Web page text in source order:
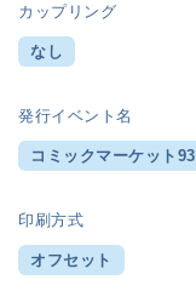
カップリング
なし
発行イベント名
コミックマーケット93
印刷方式
オフセット